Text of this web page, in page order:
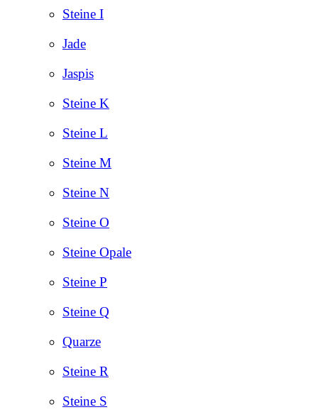
Steine I
Jade
Jaspis
Steine K
Steine L
Steine M
Steine N
Steine O
Steine Opale
Steine P
Steine Q
Quarze
Steine R
Steine S